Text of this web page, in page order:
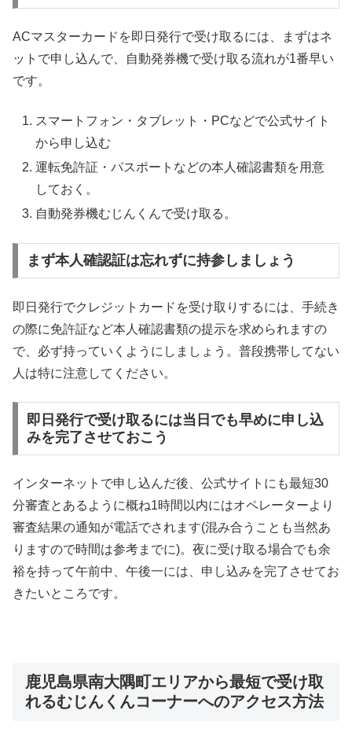
ACマスターカードを即日発行で受け取るには、まずはネ
ットで申し込んで、自動発券機で受け取る流れが1番早い
です。
スマートフォン・タブレット・PCなどで公式サイト
から申し込む
運転免許証・パスポートなどの本人確認書類を用意
しておく。
自動発券機むじんくんで受け取る。
まず本人確認証は忘れずに持参しましょう
即日発行でクレジットカードを受け取りするには、手続き
の際に免許証など本人確認書類の提示を求められますの
で、必ず持っていくようにしましょう。普段携帯してない
人は特に注意してください。
即日発行で受け取るには当日でも早めに申し込
みを完了させておこう
インターネットで申し込んだ後、公式サイトにも最短30
分審査とあるように概ね1時間以内にはオペレーターより
審査結果の通知が電話でされます(混み合うことも当然あ
りますので時間は参考までに)。夜に受け取る場合でも余
裕を持って午前中、午後一には、申し込みを完了させてお
きたいところです。
鹿児島県南大隅町エリアから最短で受け取
れるむじんくんコーナーへのアクセス方法